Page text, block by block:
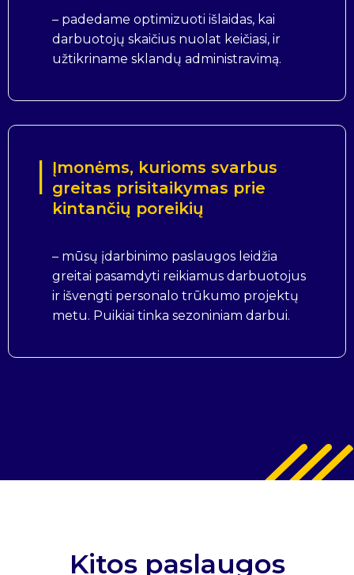
– padedame optimizuoti išlaidas, kai
darbuotojų skaičius nuolat keičiasi, ir
užtikriname sklandų administravimą.
Įmonėms, kurioms svarbus
greitas prisitaikymas prie
kintančių poreikių
– mūsų įdarbinimo paslaugos leidžia
greitai pasamdyti reikiamus darbuotojus
ir išvengti personalo trūkumo projektų
metu. Puikiai tinka sezoniniam darbui.
Kitos paslaugos